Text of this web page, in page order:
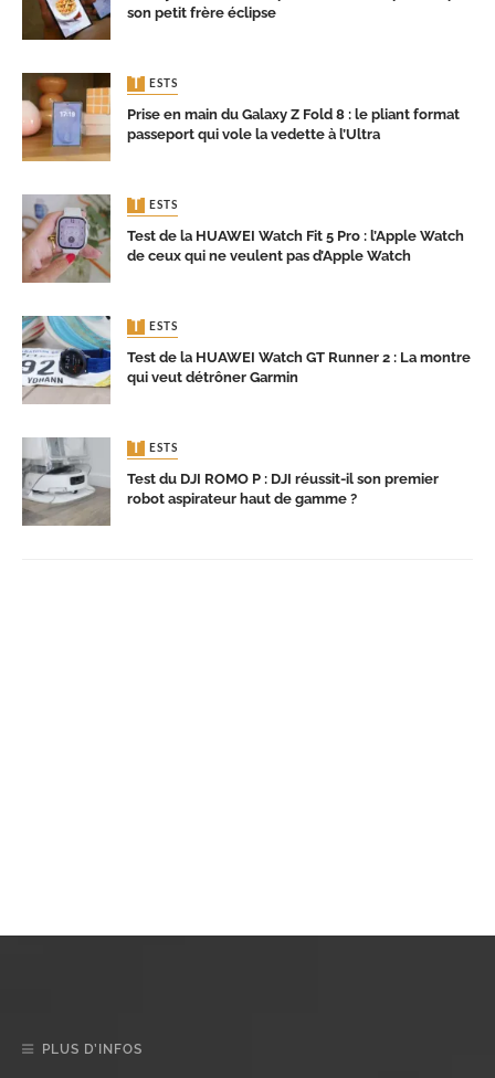
son petit frère éclipse
TESTS
Prise en main du Galaxy Z Fold 8 : le pliant format
passeport qui vole la vedette à l’Ultra
TESTS
Test de la HUAWEI Watch Fit 5 Pro : l’Apple Watch
de ceux qui ne veulent pas d’Apple Watch
TESTS
Test de la HUAWEI Watch GT Runner 2 : La montre
qui veut détrôner Garmin
TESTS
Test du DJI ROMO P : DJI réussit-il son premier
robot aspirateur haut de gamme ?
PLUS D’INFOS